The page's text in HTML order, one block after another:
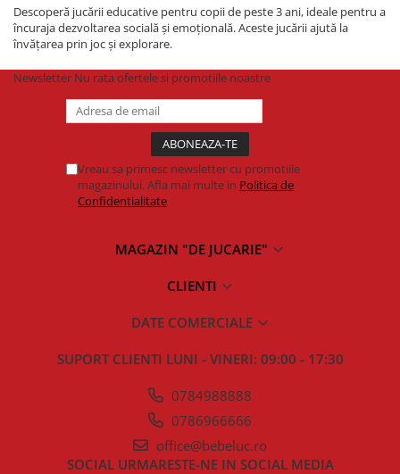
Descoperă jucării educative pentru copii de peste 3 ani, ideale pentru a
încuraja dezvoltarea socială și emoțională. Aceste jucării ajută la
învățarea prin joc și explorare.
Newsletter Nu rata ofertele si promotiile noastre
Vreau sa primesc newsletter cu promotiile
magazinului. Afla mai multe in Politica de
Confidentialitate
MAGAZIN "DE JUCARIE"
CLIENTI
DATE COMERCIALE
SUPORT CLIENTI LUNI - VINERI: 09:00 - 17:30
0784988888
0786966666
office@bebeluc.ro
SOCIAL URMARESTE-NE IN SOCIAL MEDIA